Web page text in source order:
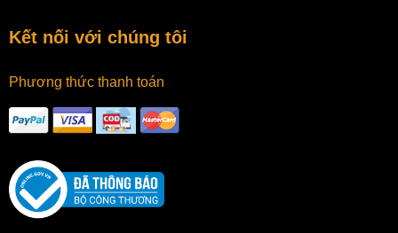
Kết nối với chúng tôi
Phương thức thanh toán